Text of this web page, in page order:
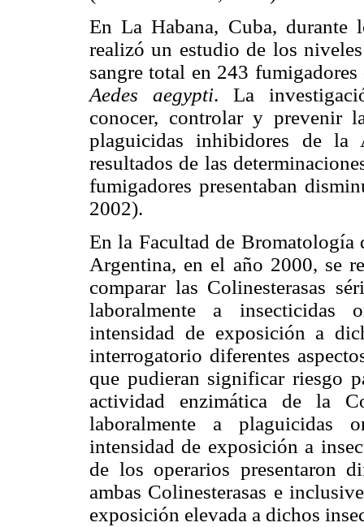
En La Habana, Cuba, durante
realizó un estudio de los
sangre total en 243
Aedes aegypti. La
conocer, controlar y prevenir
plaguicidas inhibidores de
resultados de las
fumigadores presentaban
2002).
En la Facultad de
Argentina, en el año 2000, se
comparar las Colinesterasas
laboralmente a insecticidas
intensidad de exposición a
interrogatorio diferentes
que pudieran significar riesgo
actividad enzimática de la
laboralmente a plaguicidas
intensidad de exposición a
de los operarios presentaron
ambas Colinesterasas e
exposición elevada a dichos